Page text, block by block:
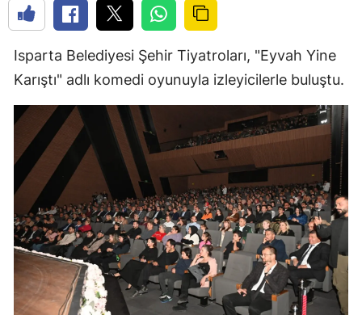
Isparta Belediyesi Şehir Tiyatroları, "Eyvah Yine
Karıştı" adlı komedi oyunuyla izleyicilerle buluştu.